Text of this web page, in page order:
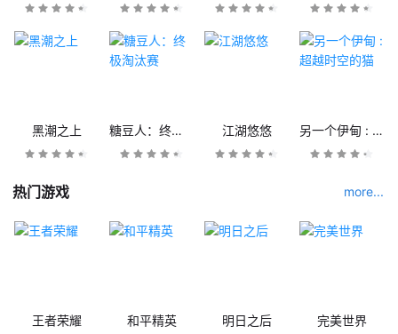
黑潮之上 糖豆人：终极淘汰赛 江湖悠悠 另一个伊甸 : 超越时空的猫
热门游戏 more...
王者荣耀 和平精英 明日之后 完美世界